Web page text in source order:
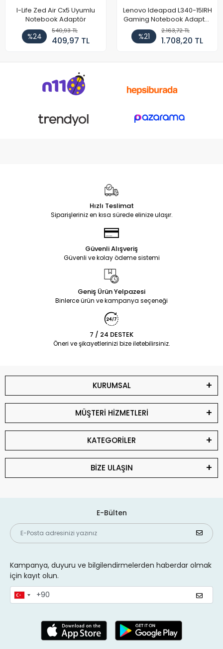
I-Life Zed Air Cx5 Uyumlu
Notebook Adaptör
%24
540,93 TL
409,97 TL
Lenovo Ideapad L340-15IRH
Gaming Notebook Adaptör
Cihazı Şarj Aleti (150W)
%21
2.163,72 TL
1.708,20 TL
Hızlı Teslimat
Siparişleriniz en kısa sürede elinize ulaşır.
Güvenli Alışveriş
Güvenli ve kolay ödeme sistemi
Geniş Ürün Yelpazesi
Binlerce ürün ve kampanya seçeneği
7 / 24 DESTEK
Öneri ve şikayetlerinizi bize iletebilirsiniz.
KURUMSAL
MÜŞTERİ HİZMETLERİ
KATEGORİLER
BİZE ULAŞIN
E-Bülten
Kampanya, duyuru ve bilgilendirmelerden haberdar olmak
için kayıt olun.